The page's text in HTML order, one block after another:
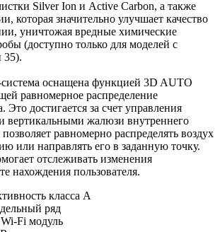
Silver Ion и Active Carbon, а также
которая значительно улучшает качество
уничтожая вредные химические
(доступно только для моделей с
35).
оснащена функцией 3D AUTO
равномерное распределение
Это достигается за счет управления
вертикальными жалюзи внутреннего
равномерно распределять воздух
или направлять его в заданную точку.
отслеживать изменения
нахождения пользователя.
класса А
ряд
Fi модуль